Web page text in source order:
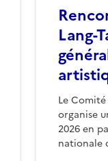
Lang-
Le
organise
2026 en
nationale